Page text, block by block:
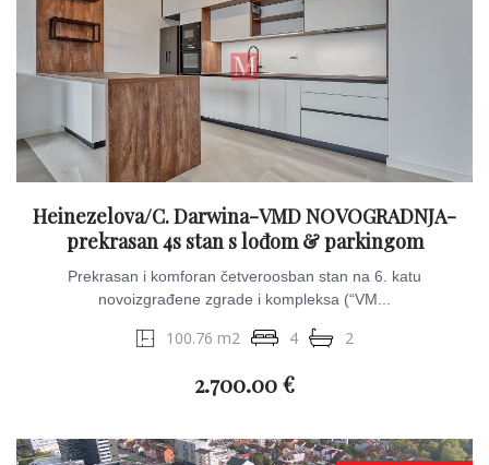
Heinezelova/C. Darwina-VMD NOVOGRADNJA-
prekrasan 4s stan s lođom & parkingom
Prekrasan i komforan četveroosban stan na 6. katu
novoizgrađene zgrade i kompleksa (“VM...
100.76 m2 4 2
2.700.00 €